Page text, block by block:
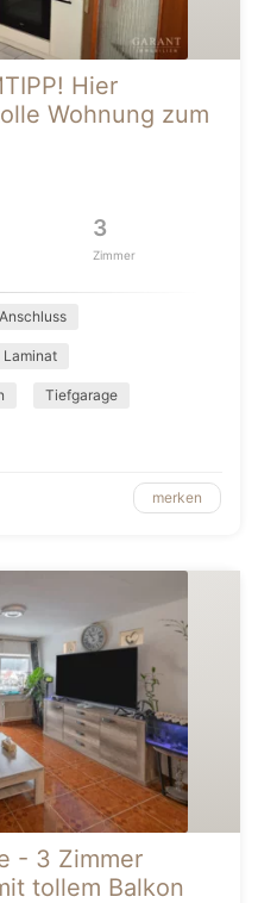
Hier
Wohnung zum
3
Zimmer
Laminat
Tiefgarage
merken
- 3 Zimmer
tollem Balkon